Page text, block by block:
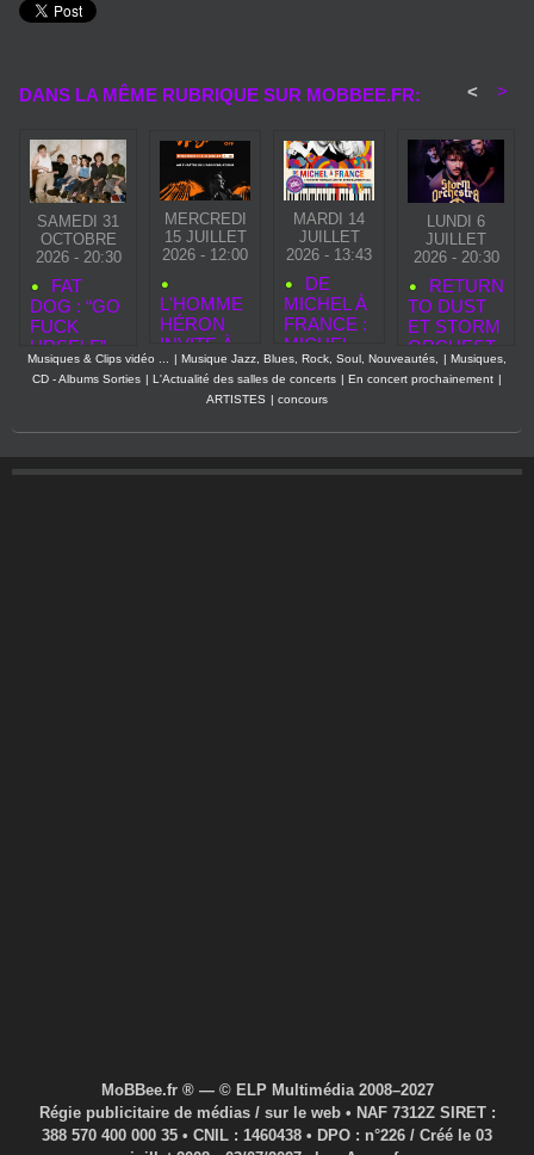
DANS LA MÊME RUBRIQUE SUR MOBBEE.FR: < >
SAMEDI 31
OCTOBRE
2026 - 20:30
FAT
DOG : “GO
FUCK
URSELF”,
L’EUPHORI
E COMME
DESTRUC
MASSIVE
MERCREDI
15 JUILLET
2026 - 12:00
L'HOMME
HÉRON
INVITE À
UNE
PARENTH
FESTIVAL
MARDI 14
JUILLET
2026 - 13:43
DE
MICHEL À
FRANCE :
MICHEL
BERGER
& FRANCE
GALL À
UN
LUNDI 6
JUILLET
2026 - 20:30
RETURN
TO DUST
ET STORM
ORCHEST
RA EN
CONCERT
AU PAN
Musiques & Clips vidéo ... | Musique Jazz, Blues, Rock, Soul, Nouveautés, | Musiques,
CD - Albums Sorties | L'Actualité des salles de concerts | En concert prochainement |
ARTISTES | concours
MoBBee.fr ® — © ELP Multimédia 2008–2027
Régie publicitaire de médias / sur le web • NAF 7312Z SIRET :
388 570 400 000 35 • CNIL : 1460438 • DPO : n°226 / Créé le 03